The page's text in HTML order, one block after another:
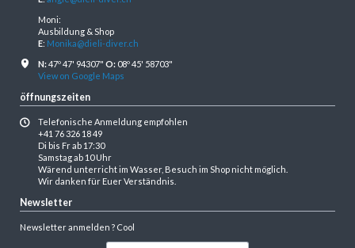
Moni:
Ausbildung & Shop
E: Monika@dieli-diver.ch
N:47º 47' 94307" O:08º 45' 58703"
View on Google Maps
öffnungszeiten
Telefonische Anmeldung empfohlen
+41 76 326 18 49
Di bis Fr ab 17:30
Samstag ab 10 Uhr
Wärend unterricht im Wasser, Besuch im Shop nicht möglich.
Wir danken für Euer Verständnis.
Newsletter
Newsletter anmelden ? Cool